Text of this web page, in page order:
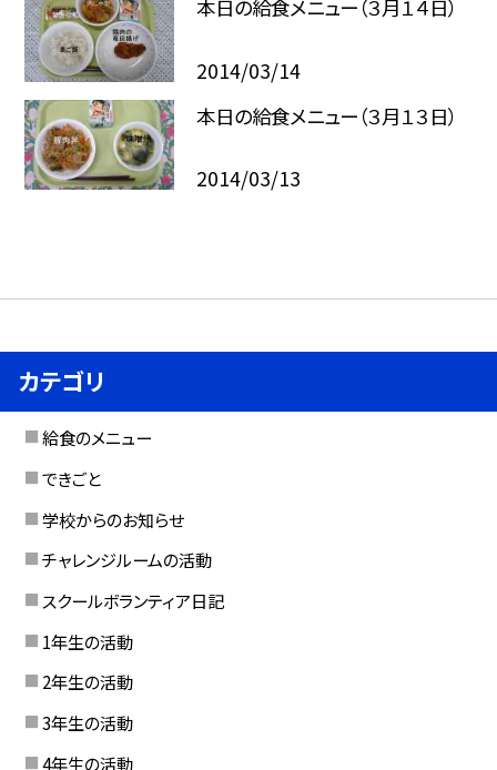
本日の給食メニュー（３月１４日）
2014/03/14
本日の給食メニュー（３月１３日）
2014/03/13
カテゴリ
給食のメニュー
できごと
学校からのお知らせ
チャレンジルームの活動
スクールボランティア日記
1年生の活動
2年生の活動
3年生の活動
4年生の活動